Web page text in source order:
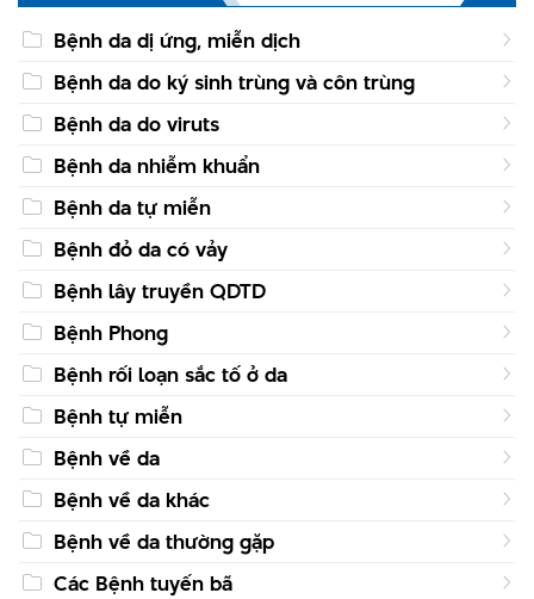
Bệnh da dị ứng, miễn dịch
Bệnh da do ký sinh trùng và côn trùng
Bệnh da do viruts
Bệnh da nhiễm khuẩn
Bệnh da tự miễn
Bệnh đỏ da có vảy
Bệnh lây truyền QDTD
Bệnh Phong
Bệnh rối loạn sắc tố ở da
Bệnh tự miễn
Bệnh về da
Bệnh về da khác
Bệnh về da thường gặp
Các Bệnh tuyến bã